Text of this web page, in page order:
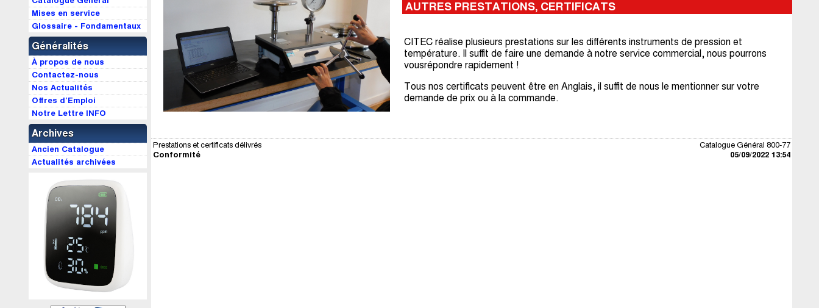
Mises en service
Glossaire - Fondamentaux
Généralités
À propos de nous
Contactez-nous
Nos Actualités
Offres d’Emploi
Notre Lettre INFO
Archives
Ancien Catalogue
Actualités archivées
AUTRES PRESTATIONS, CERTIFICATS
CITEC réalise plusieurs prestations sur les différents instruments de pression et
température. Il suffit de faire une demande à notre service commercial, nous pourrons
vousrépondre rapidement !
Tous nos certificats peuvent être en Anglais, il suffit de nous le mentionner sur votre
demande de prix ou à la commande.
Catalogue Général 800-77
05/09/2022 13:54
Prestations et certificats délivrés
Conformité